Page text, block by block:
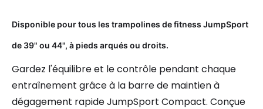
Disponible pour tous les trampolines de fitness JumpSport
de 39" ou 44", à pieds arqués ou droits.
Gardez l'équilibre et le contrôle pendant chaque
entraînement grâce à la barre de maintien à
dégagement rapide JumpSport Compact. Conçue